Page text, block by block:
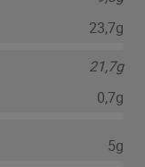
23,7g
21,7g
0,7g
5g